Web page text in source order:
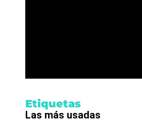
Etiquetas
Las más usadas